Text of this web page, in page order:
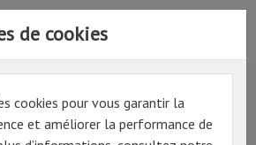
vous pour bénéficier de la remise de
Tarif particulier,
vous pour bénéficier de la
de cookies
cookies pour vous garantir la
et améliorer la performance de